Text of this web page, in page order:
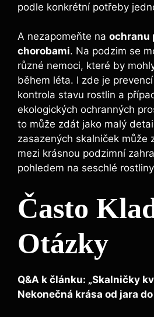
podle konkrétní potřeby
A nezapomeňte na ochranu
chorobami. Na podzim se
různé nemoci, které by
během léta. I zde je
kontrola stavu rostlin a
ekologických ochranných
to může zdát jako malý
zasazených skalniček může
mezi krásnou podzimní
pohledem na seschlé
Často
Otázky
Q&A k článku: „Skalničky
Nekonečná krása od jara